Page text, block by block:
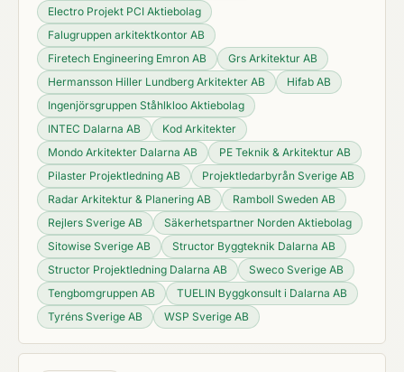
Electro Projekt PCI Aktiebolag
Falugruppen arkitektkontor AB
Firetech Engineering Emron AB
Grs Arkitektur AB
Hermansson Hiller Lundberg Arkitekter AB
Hifab AB
Ingenjörsgruppen Ståhlkloo Aktiebolag
INTEC Dalarna AB
Kod Arkitekter
Mondo Arkitekter Dalarna AB
PE Teknik & Arkitektur AB
Pilaster Projektledning AB
Projektledarbyrån Sverige AB
Radar Arkitektur & Planering AB
Ramboll Sweden AB
Rejlers Sverige AB
Säkerhetspartner Norden Aktiebolag
Sitowise Sverige AB
Structor Byggteknik Dalarna AB
Structor Projektledning Dalarna AB
Sweco Sverige AB
Tengbomgruppen AB
TUELIN Byggkonsult i Dalarna AB
Tyréns Sverige AB
WSP Sverige AB